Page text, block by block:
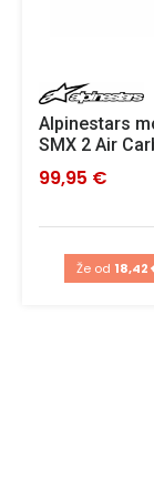
Alpinestars
SMX 2 Air
99,95 €
Že od 18,42